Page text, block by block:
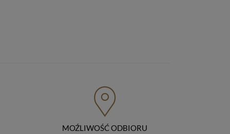
MOŹLIWOŚĆ ODBIORU